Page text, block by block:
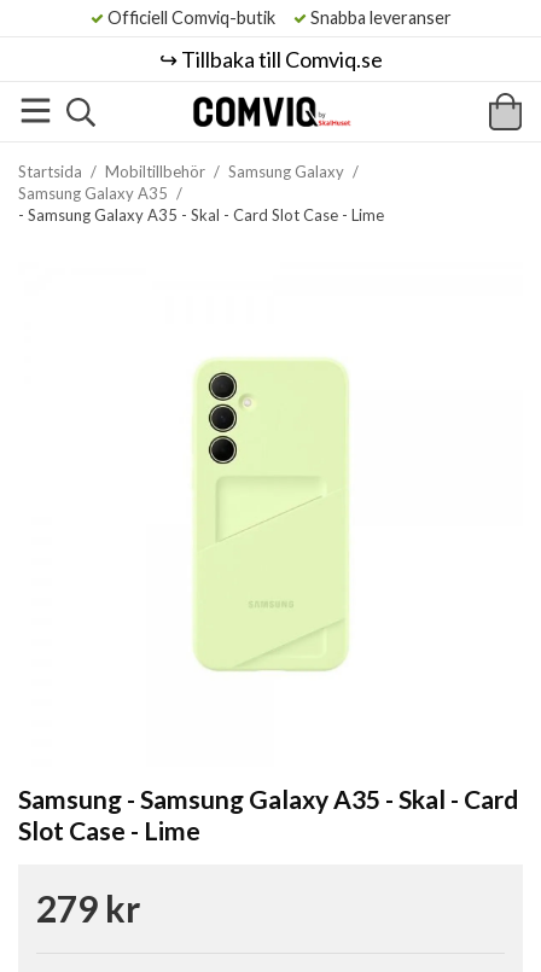
Officiell Comviq-butik Snabba leveranser
↪️ Tillbaka till Comviq.se
Startsida / Mobiltillbehör / Samsung Galaxy /
Samsung Galaxy A35 /
- Samsung Galaxy A35 - Skal - Card Slot Case - Lime
Samsung - Samsung Galaxy A35 - Skal - Card
Slot Case - Lime
279 kr